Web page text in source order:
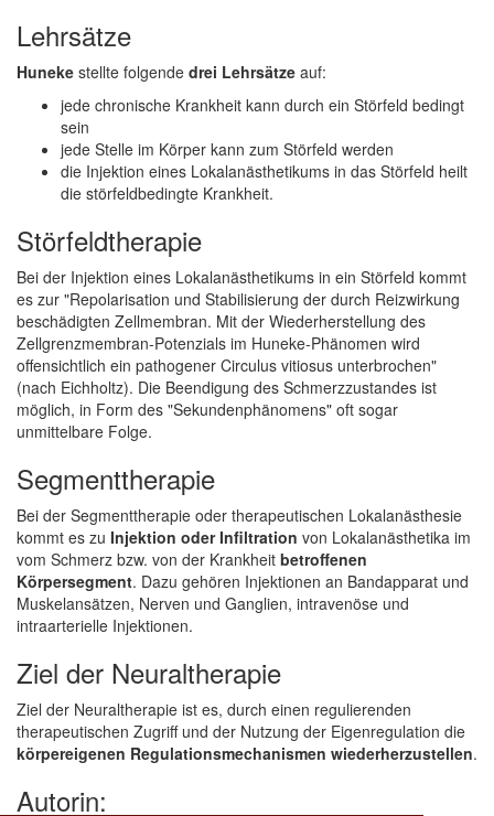
Lehrsätze
Huneke stellte folgende drei Lehrsätze auf:
jede chronische Krankheit kann durch ein Störfeld bedingt
sein
jede Stelle im Körper kann zum Störfeld werden
die Injektion eines Lokalanästhetikums in das Störfeld heilt
die störfeldbedingte Krankheit.
Störfeldtherapie
Bei der Injektion eines Lokalanästhetikums in ein Störfeld kommt
es zur "Repolarisation und Stabilisierung der durch Reizwirkung
beschädigten Zellmembran. Mit der Wiederherstellung des
Zellgrenzmembran-Potenzials im Huneke-Phänomen wird
offensichtlich ein pathogener Circulus vitiosus unterbrochen"
(nach Eichholtz). Die Beendigung des Schmerzzustandes ist
möglich, in Form des "Sekundenphänomens" oft sogar
unmittelbare Folge.
Segmenttherapie
Bei der Segmenttherapie oder therapeutischen Lokalanästhesie
kommt es zu Injektion oder Infiltration von Lokalanästhetika im
vom Schmerz bzw. von der Krankheit betroffenen
Körpersegment. Dazu gehören Injektionen an Bandapparat und
Muskelansätzen, Nerven und Ganglien, intravenöse und
intraarterielle Injektionen.
Ziel der Neuraltherapie
Ziel der Neuraltherapie ist es, durch einen regulierenden
therapeutischen Zugriff und der Nutzung der Eigenregulation die
körpereigenen Regulationsmechanismen wiederherzustellen.
Autorin: